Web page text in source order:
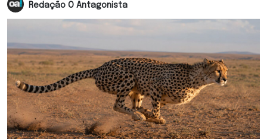
Redação O Antagonista